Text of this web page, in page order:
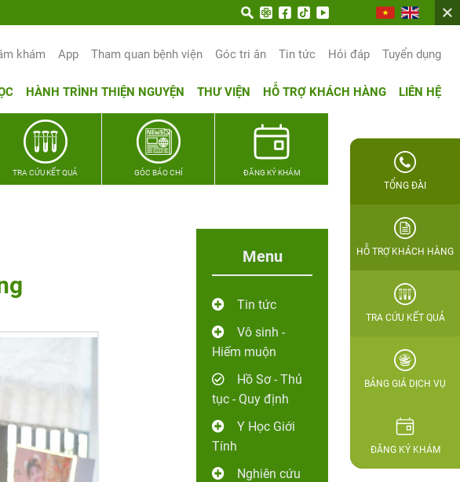
khám App Tham quan bệnh viện Góc tri ân Tin tức Hỏi đáp Tuyển dụng
HÀNH TRÌNH THIỆN NGUYỆN THƯ VIỆN HỖ TRỢ KHÁCH HÀNG LIÊN HỆ
TRA CỨU KẾT QUẢ GÓC BÁO CHÍ ĐĂNG KÝ KHÁM
Menu
Tin tức
Vô sinh -
Hiếm muộn
Hồ Sơ - Thủ
tục - Quy định
Y Học Giới
Tính
Nghiên cứu
TỔNG ĐÀI
HỖ TRỢ KHÁCH HÀNG
TRA CỨU KẾT QUẢ
BẢNG GIÁ DỊCH VỤ
ĐĂNG KÝ KHÁM